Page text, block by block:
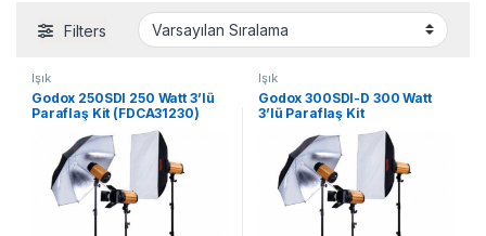
Filters
Işık
Godox 250SDI 250 Watt 3’lü
Paraflaş Kit (FDCA31230)
Işık
Godox 300SDI-D 300 Watt
3’lü Paraflaş Kit